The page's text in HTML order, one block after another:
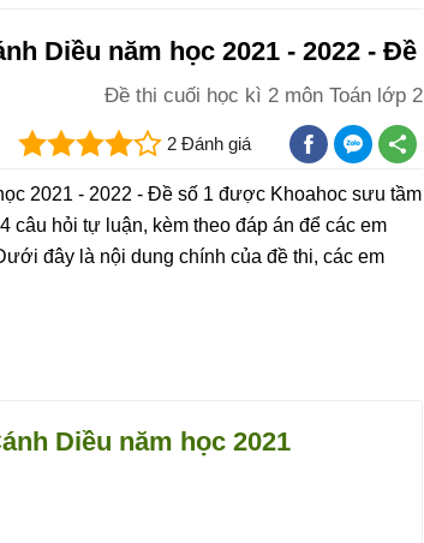
Diều năm học 2021 - 2022 - Đề
Đề thi cuối học kì 2 môn Toán lớp 2
2 Đánh giá
2021 - 2022 - Đề số 1 được Khoahoc sưu tầm
câu hỏi tự luận, kèm theo đáp án để các em
đây là nội dung chính của đề thi, các em
Diều năm học 2021